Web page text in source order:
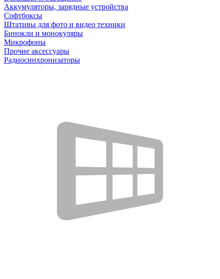
Аккумуляторы, зарядные устройства
Софтбоксы
Штативы для фото и видео техники
Бинокли и монокуляры
Микрофоны
Прочие аксессуары
Радиосинхронизаторы